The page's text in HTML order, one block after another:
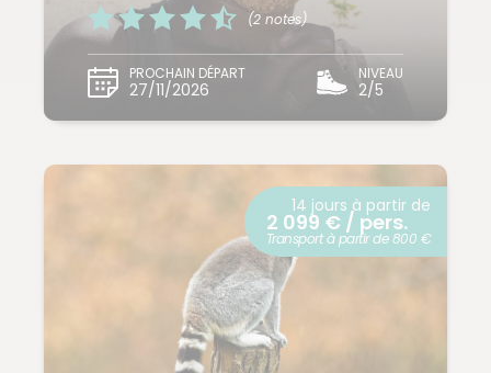
(2 notes)
PROCHAIN DÉPART
27/11/2026
NIVEAU
2/5
14 jours à partir de
2 099 € / pers.
Transport à partir de 800 €